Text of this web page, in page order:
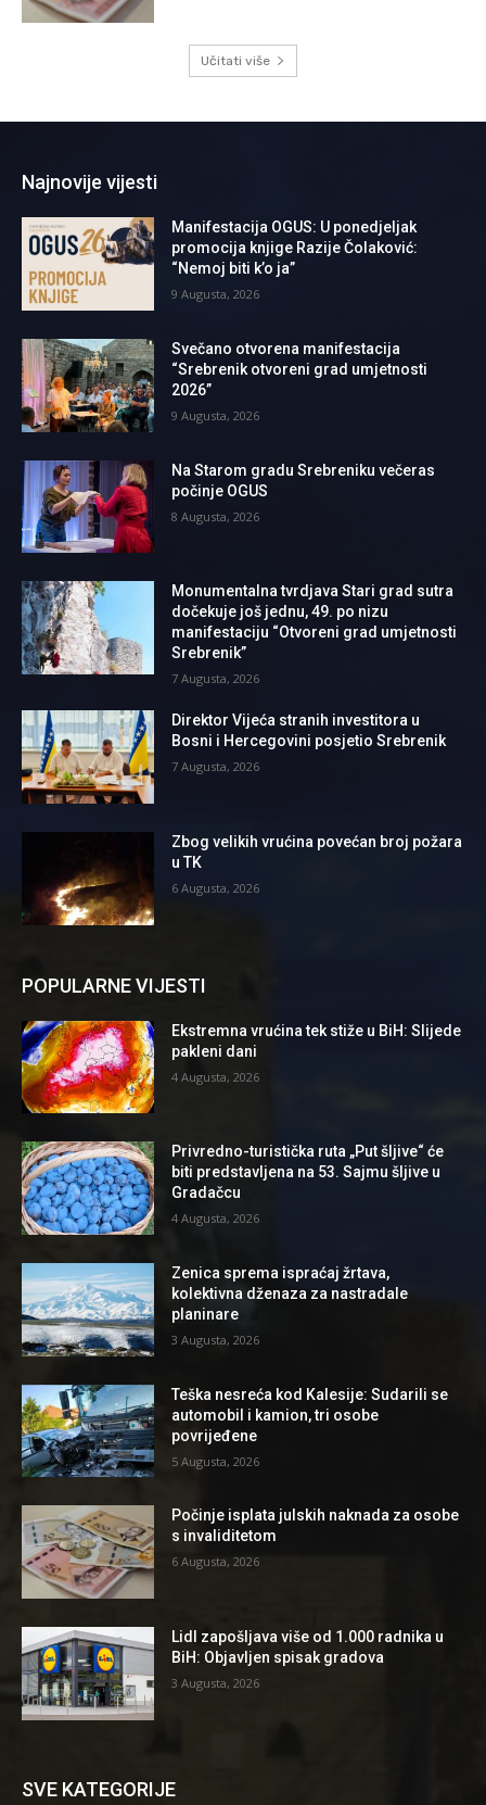
Učitati više
Najnovije vijesti
Manifestacija OGUS: U ponedjeljak
promocija knjige Razije Čolaković:
“Nemoj biti k’o ja”
9 Augusta, 2026
Svečano otvorena manifestacija
“Srebrenik otvoreni grad umjetnosti
2026”
9 Augusta, 2026
Na Starom gradu Srebreniku večeras
počinje OGUS
8 Augusta, 2026
Monumentalna tvrdjava Stari grad sutra
dočekuje još jednu, 49. po nizu
manifestaciju “Otvoreni grad umjetnosti
Srebrenik”
7 Augusta, 2026
Direktor Vijeća stranih investitora u
Bosni i Hercegovini posjetio Srebrenik
7 Augusta, 2026
Zbog velikih vrućina povećan broj požara
u TK
6 Augusta, 2026
POPULARNE VIJESTI
Ekstremna vrućina tek stiže u BiH: Slijede
pakleni dani
4 Augusta, 2026
Privredno-turistička ruta „Put šljive“ će
biti predstavljena na 53. Sajmu šljive u
Gradačcu
4 Augusta, 2026
Zenica sprema ispraćaj žrtava,
kolektivna dženaza za nastradale
planinare
3 Augusta, 2026
Teška nesreća kod Kalesije: Sudarili se
automobil i kamion, tri osobe
povrijeđene
5 Augusta, 2026
Počinje isplata julskih naknada za osobe
s invaliditetom
6 Augusta, 2026
Lidl zapošljava više od 1.000 radnika u
BiH: Objavljen spisak gradova
3 Augusta, 2026
SVE KATEGORIJE